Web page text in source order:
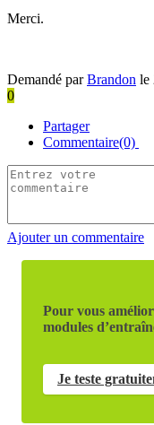
Merci.
Demandé parBrandon le
0
Partager
Commentaire(0)
Ajouter un commentaire
Pour vous
modules
Je teste